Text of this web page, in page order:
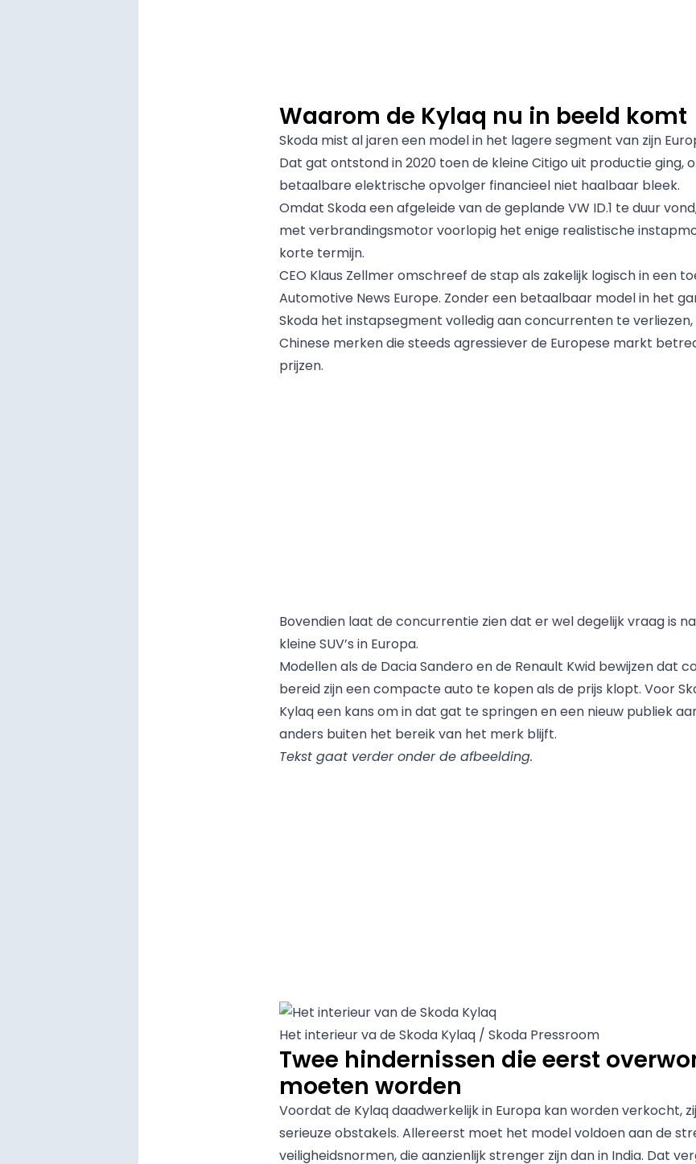
Waarom de Kylaq nu in beeld komt
Skoda mist al jaren een model in het lagere segment van zijn
Dat gat ontstond in 2020 toen de kleine Citigo uit productie ging,
betaalbare elektrische opvolger financieel niet haalbaar bleek.
Omdat Skoda een afgeleide van de geplande VW ID.1 te duur
met verbrandingsmotor voorlopig het enige realistische
korte termijn.
CEO Klaus Zellmer omschreef de stap als zakelijk logisch in een
Automotive News Europe. Zonder een betaalbaar model in het
Skoda het instapsegment volledig aan concurrenten te
Chinese merken die steeds agressiever de Europese markt
prijzen.
Bovendien laat de concurrentie zien dat er wel degelijk vraag is
kleine SUV’s in Europa.
Modellen als de Dacia Sandero en de Renault Kwid bewijzen dat
bereid zijn een compacte auto te kopen als de prijs klopt. Voor
Kylaq een kans om in dat gat te springen en een nieuw publiek
anders buiten het bereik van het merk blijft.
Tekst gaat verder onder de afbeelding.
Het interieur va de Skoda Kylaq / Skoda Pressroom
Twee hindernissen die eerst
moeten worden
Voordat de Kylaq daadwerkelijk in Europa kan worden verkocht,
serieuze obstakels. Allereerst moet het model voldoen aan de
veiligheidsnormen, die aanzienlijk strenger zijn dan in India. Dat